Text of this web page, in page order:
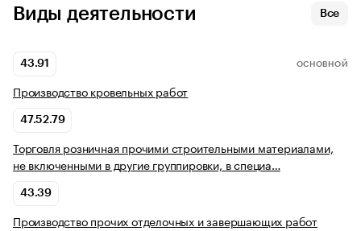
Виды деятельности Все
43.91 ОСНОВНОЙ
Производство кровельных работ
47.52.79
Торговля розничная прочими строительными материалами,
не включенными в другие группировки, в специа…
43.39
Производство прочих отделочных и завершающих работ